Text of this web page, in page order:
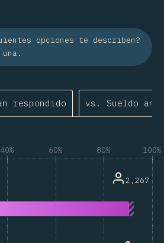
opciones te describen?
respondido vs. Sueldo
40% 60% 80% 100%
2,267